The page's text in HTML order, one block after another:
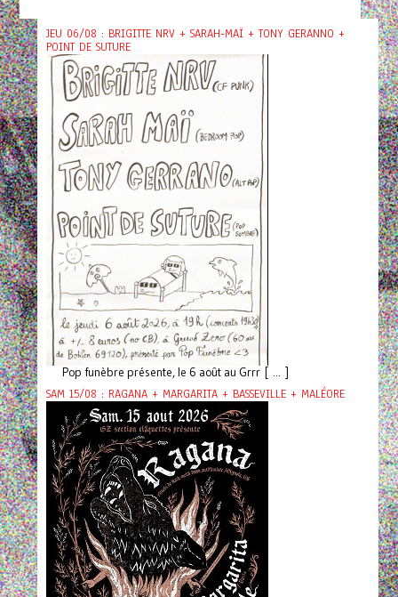
JEU 06/08 : BRIGITTE NRV + SARAH-MAÏ + TONY GERANNO +
POINT DE SUTURE
Pop funèbre présente, le 6 août au Grrr [ ... ]
SAM 15/08 : RAGANA + MARGARITA + BASSEVILLE + MALÉORE